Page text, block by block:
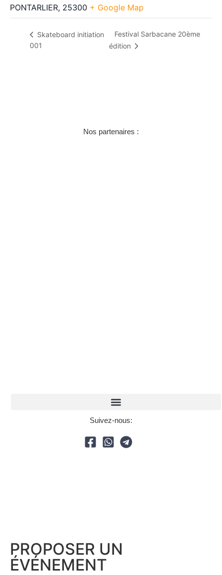
PONTARLIER, 25300 + Google Map
Skateboard initiation
001
Festival Sarbacane 20ème
édition
Nos partenaires :
Suivez-nous:
PROPOSER UN
ÉVÉNEMENT​